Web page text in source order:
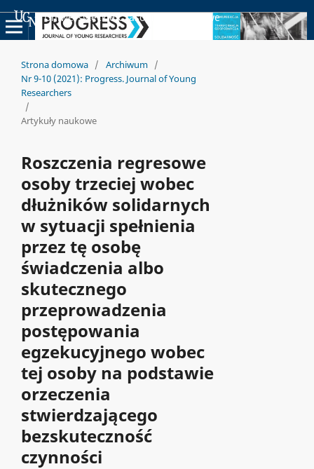
Uniwersyteckie Czasopisma Naukowe
Strona domowa / Archiwum /
Nr 9-10 (2021): Progress. Journal of Young
Researchers
/
Artykuły naukowe
Roszczenia regresowe
osoby trzeciej wobec
dłużników solidarnych
w sytuacji spełnienia
przez tę osobę
świadczenia albo
skutecznego
przeprowadzenia
postępowania
egzekucyjnego wobec
tej osoby na podstawie
orzeczenia
stwierdzającego
bezskuteczność
czynności